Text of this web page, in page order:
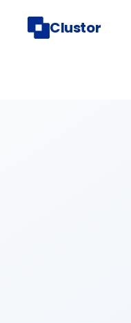
Clustor